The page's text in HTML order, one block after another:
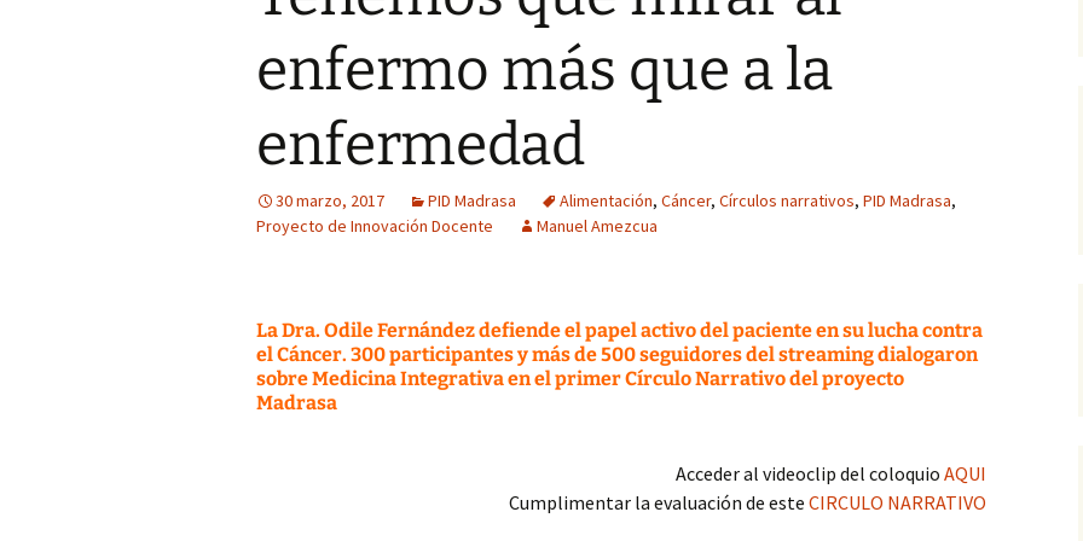
Botellón, riesgo
consentido
En primera persona
tiempos
El Mayorazgo de Noalejo
de Historia y
Jóvenes y alcohol:
asociado al estilo de vida
Ilustración: imágenes
analizar-interpretar)
el alumnado (Grado de
Medicina)
el alumnado (Grado de
Enfermería)
Metodología
enfermo más que a la
enfermedad
30 marzo, 2017 PID Madrasa Alimentación, Cáncer, Círculos narrativos, PID Madrasa,
Proyecto de Innovación Docente
Manuel Amezcua
La Dra. Odile Fernández defiende el papel activo del paciente en su lucha contra
el Cáncer. 300 participantes y más de 500 seguidores del streaming dialogaron
sobre Medicina Integrativa en el primer Círculo Narrativo del proyecto
Madrasa
Acceder al videoclip del coloquio AQUI
Cumplimentar la evaluación de este CIRCULO NARRATIVO